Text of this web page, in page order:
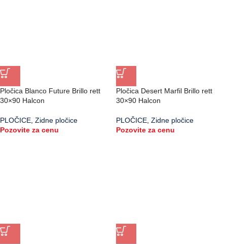
Pločica Blanco Future Brillo rett
30×90 Halcon
PLOČICE Zidne pločice
Pozovite za cenu
Pločica Desert Marfil Brillo rett
30×90 Halcon
PLOČICE Zidne pločice
Pozovite za cenu